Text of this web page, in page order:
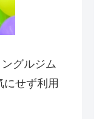
グルジム
せず利用